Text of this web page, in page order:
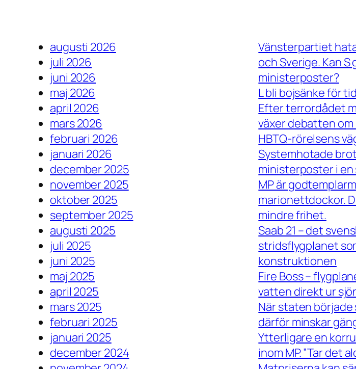
augusti 2026
juli 2026
juni 2026
maj 2026
april 2026
mars 2026
februari 2026
januari 2026
december 2025
november 2025
oktober 2025
september 2025
augusti 2025
juli 2025
juni 2025
maj 2025
april 2025
mars 2025
februari 2025
januari 2025
december 2024
Vänsterpartiet
och Sverige. Kan
ministerposter?
L bli bojsänke för
Efter terrordådet
växer debatten om
HBTQ-rörelsens
Systemhotade
ministerposter i
MP är
marionettdockor.
mindre frihet.
Saab 21 – det
stridsflygplanet
konstruktionen
Fire Boss –
vatten direkt ur
När staten började
därför minskar
Ytterligare en
inom MP. ”Tar det